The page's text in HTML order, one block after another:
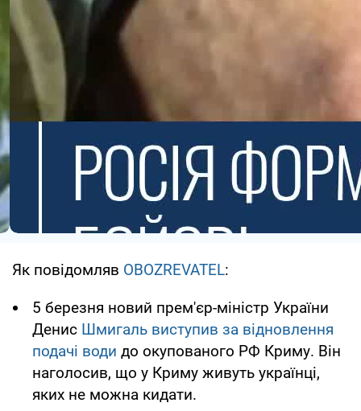
Як повідомляв OBOZREVATEL:
5 березня новий прем'єр-міністр України
Денис Шмигаль виступив за відновлення
подачі води до окупованого РФ Криму. Він
наголосив, що у Криму живуть українці,
яких не можна кидати.